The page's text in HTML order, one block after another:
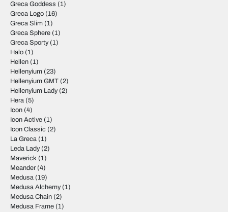
Greca Goddess (1)
Greca Logo (16)
Greca Slim (1)
Greca Sphere (1)
Greca Sporty(1)
Halo (1)
Hellen (1)
Hellenyium (23)
Hellenyium GMT (2)
Hellenyium Lady(2)
Hera (5)
Icon (4)
Icon Active (1)
Icon Classic (2)
La Greca (1)
Leda Lady(2)
Maverick (1)
Meander (4)
Medusa (19)
Medusa Alchemy(1)
Medusa Chain (2)
Medusa Frame (1)